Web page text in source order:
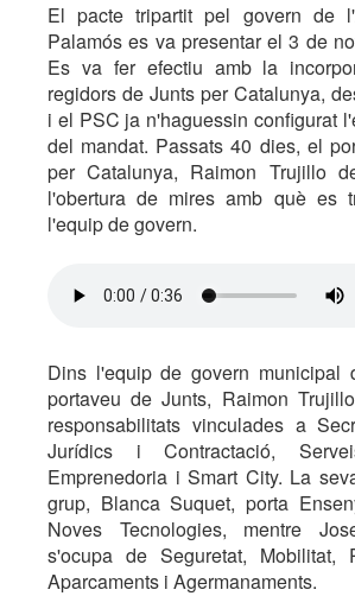
El pacte tripartit pel govern de
Palamós es va presentar el 3 de
Es va fer efectiu amb la
regidors de Junts per Catalunya,
i el PSC ja n'haguessin configurat
del mandat. Passats 40 dies, el
per Catalunya, Raimon Trujillo
l'obertura de mires amb què es
l'equip de govern.
Dins l'equip de govern municipal
portaveu de Junts, Raimon
responsabilitats vinculades a
Jurídics i Contractació,
Emprenedoria i Smart City. La
grup, Blanca Suquet, porta
Noves Tecnologies, mentre
s'ocupa de Seguretat, Mobilitat,
Aparcaments i Agermanaments.